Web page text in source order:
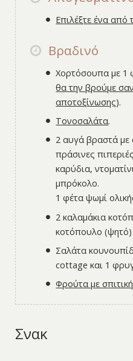
Επιλέξτε ένα
Βραδινό
Χορτόσουπα με 1
θα την βρούμε
αποτοξίνωσης).
Τονοσαλάτα.
2 αυγά βραστά με
πράσινες
καρύδια,
μπρόκολο.
1 φέτα ψωμί
2 καλαμάκια
κοτόπουλο (ψητό)
Σαλάτα
cottage και 1
Φρούτα με
Σνακ